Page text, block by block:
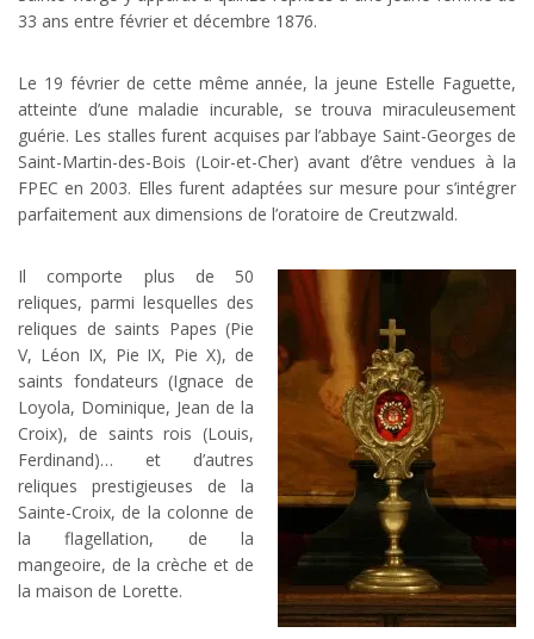
33 ans entre février et décembre 1876.
Le 19 février de cette même année, la jeune Estelle Faguette,
atteinte d’une maladie incurable, se trouva miraculeusement
guérie. Les stalles furent acquises par l’abbaye Saint-Georges de
Saint-Martin-des-Bois (Loir-et-Cher) avant d’être vendues à la
FPEC en 2003. Elles furent adaptées sur mesure pour s’intégrer
parfaitement aux dimensions de l’oratoire de Creutzwald.
Il comporte plus de 50
reliques, parmi lesquelles des
reliques de saints Papes (Pie
V, Léon IX, Pie IX, Pie X), de
saints fondateurs (Ignace de
Loyola, Dominique, Jean de la
Croix), de saints rois (Louis,
Ferdinand)… et d’autres
reliques prestigieuses de la
Sainte-Croix, de la colonne de
la flagellation, de la
mangeoire, de la crèche et de
la maison de Lorette.